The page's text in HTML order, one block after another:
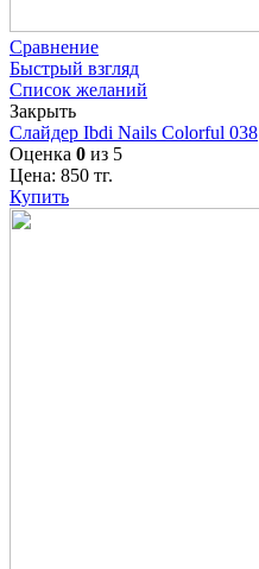
Сравнение
Быстрый взгляд
Список желаний
Закрыть
Слайдер Ibdi Nails Colorful 038
Оценка 0 из 5
Цена: 850 тг.
Купить